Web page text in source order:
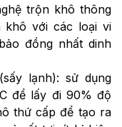
trộn khô thông
khô với các loại vi
đồng nhất dinh
lạnh): sử dụng
để lấy đi 90% độ
thứ cấp để tạo ra